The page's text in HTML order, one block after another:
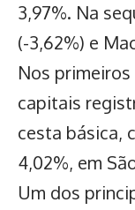
3,97%. Na
(-3,62%) e
Nos
capitais
cesta básica,
4,02%, em
Um dos